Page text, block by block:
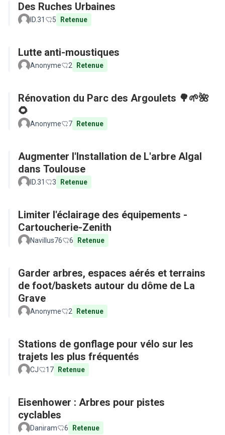
Des Ruches Urbaines
ID.31 5 Retenue
Lutte anti-moustiques
Anonyme 2 Retenue
Rénovation du Parc des Argoulets 🌳🌱🌺
🌻
Anonyme 7 Retenue
Augmenter l'Installation de L'arbre Algal
dans Toulouse
ID.31 3 Retenue
Limiter l'éclairage des équipements -
Cartoucherie-Zenith
Navillus76 6 Retenue
Garder arbres, espaces aérés et terrains
de foot/baskets autour du dôme de La
Grave
Anonyme 2 Retenue
Stations de gonflage pour vélo sur les
trajets les plus fréquentés
CJ 17 Retenue
Eisenhower : Arbres pour pistes
cyclables
Daniram 6 Retenue